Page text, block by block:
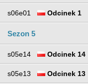
s06e01 Odcinek 1
Sezon 5
s05e14 Odcinek 14
s05e13 Odcinek 13